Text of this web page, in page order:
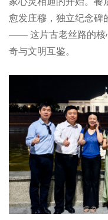
愈发庄穆，独立纪念碑
—— 这片古老丝路的核
奇与文明互鉴。